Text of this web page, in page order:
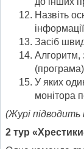
Назвіть
Засіб
Алгоритм,
(програма)
У яких
монітора
(Журі підводить
2 тур